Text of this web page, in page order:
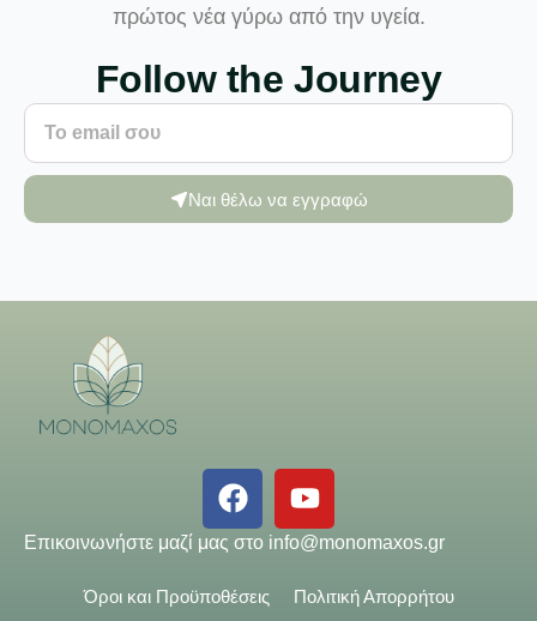
πρώτος νέα γύρω από την υγεία.
Follow the Journey
Ναι θέλω να εγγραφώ
Επικοινωνήστε μαζί μας στο info@monomaxos.gr
Όροι και Προϋποθέσεις Πολιτική Απορρήτου